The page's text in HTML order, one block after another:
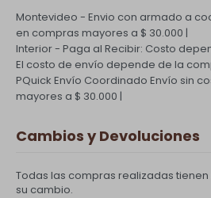
Montevideo - Envio con armado a
en compras mayores a $ 30.000 |
Interior - Paga al Recibir: Costo
El costo de envío depende de la
PQuick Envío Coordinado Envío sin
mayores a $ 30.000 |
Cambios y Devoluciones
Todas las compras realizadas
su cambio.